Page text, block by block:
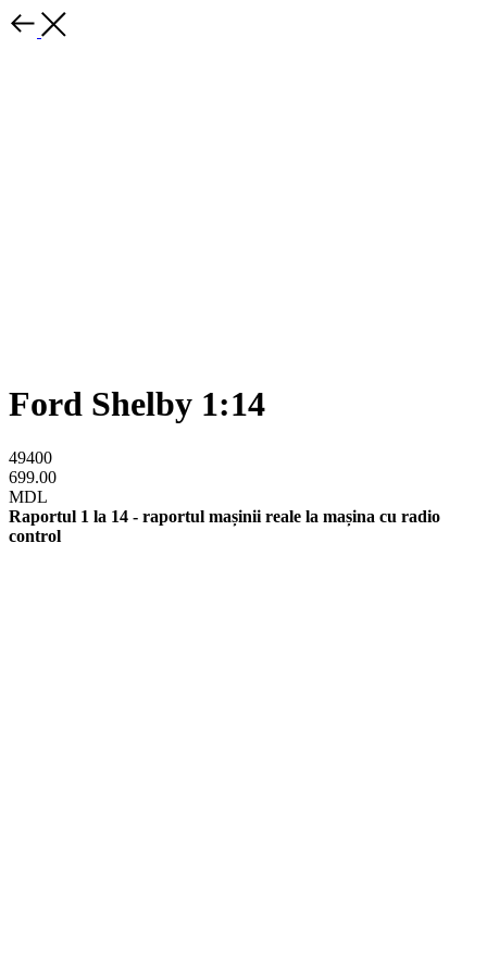
Ford Shelby 1:14
49400
699.00
MDL
Raportul 1 la 14 - raportul mașinii reale la mașina cu radio
control